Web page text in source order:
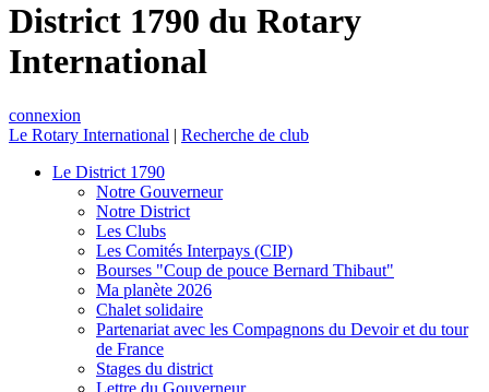
District 1790 du Rotary
International
connexion
Le Rotary International | Recherche de club
Le District 1790
Notre Gouverneur
Notre District
Les Clubs
Les Comités Interpays (CIP)
Bourses "Coup de pouce Bernard Thibaut"
Ma planète 2026
Chalet solidaire
Partenariat avec les Compagnons du Devoir et du tour
de France
Stages du district
Lettre du Gouverneur